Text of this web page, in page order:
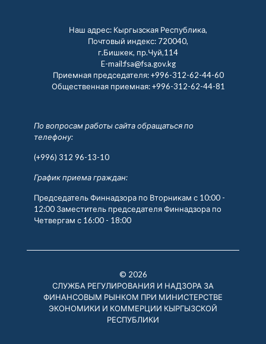
Наш адрес: Кыргызская Республика,
Почтовый индекс: 720040,
г.Бишкек, пр.Чуй,114
E-mail:fsa@fsa.gov.kg
Приемная председателя:+996-312-62-44-60
Общественная приемная:+996-312-62-44-81
По вопросам работы сайта обращаться по
телефону:
(+996) 312 96-13-10
График приема граждан:
Председатель Финнадзора по Вторникам с 10:00 -
12:00 Заместитель председателя Финнадзора по
Четвергам с 16:00 - 18:00
© 2026
СЛУЖБА РЕГУЛИРОВАНИЯ И НАДЗОРА ЗА
ФИНАНСОВЫМ РЫНКОМ ПРИ МИНИСТЕРСТВЕ
ЭКОНОМИКИ И КОММЕРЦИИ КЫРГЫЗСКОЙ
РЕСПУБЛИКИ